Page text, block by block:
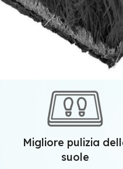
Migliore pulizia
suole